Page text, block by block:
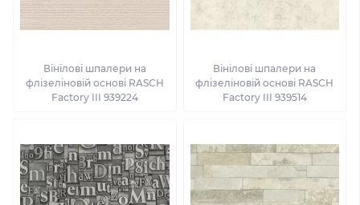
Вінілові шпалери на
флізеліновій основі RASCH
Factory III 939224
Вінілові шпалери на
флізеліновій основі RASCH
Factory III 939514